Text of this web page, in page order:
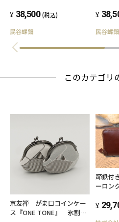
38,500 (税込)
民谷螺鈿
民谷螺鈿
このカテゴリ
京友禅 がま口コインケー
ス『ONE TONE』 氷割
蹄鉄付
ーロン